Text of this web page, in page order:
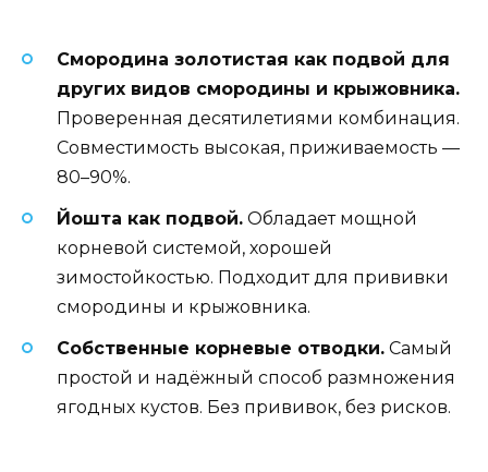
Смородина золотистая как подвой для
других видов смородины и крыжовника.
Проверенная десятилетиями комбинация.
Совместимость высокая, приживаемость —
80–90%.
Йошта как подвой. Обладает мощной
корневой системой, хорошей
зимостойкостью. Подходит для прививки
смородины и крыжовника.
Собственные корневые отводки. Самый
простой и надёжный способ размножения
ягодных кустов. Без прививок, без рисков.